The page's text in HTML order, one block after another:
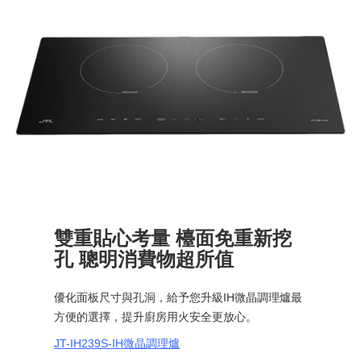
雙重貼心考量 檯面免重新挖
孔 聰明消費物超所值
優化面板尺寸與孔洞 ，給予您升級IH微晶調理爐最
方便的選擇，提升廚房用火安全更放心。
JT-IH239S-IH微晶調理爐